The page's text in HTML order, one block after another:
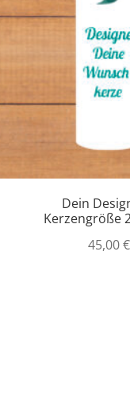
Dein
Kerzengröße
45,00€